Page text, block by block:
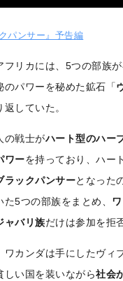
パンサー』予告編
リカには、5つの部族
のパワーを秘めた鉱石「
していた。
の戦士がハート型のハー
ワーを持っており、ハー
ラックパンサーとなった
5つの部族をまとめ、
ャバリ族だけは参加を拒
ワカンダは手にしたヴィ
しい国を装いながら社会